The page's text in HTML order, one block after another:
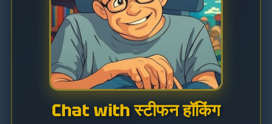
Chat with स्टीफन हॉकिंग